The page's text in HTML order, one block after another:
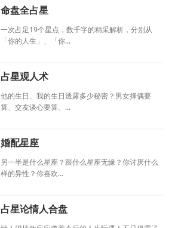
命盘全占星
一次占足19个星点，数千字的精采解析，分别从
「你的人生」、「你...
占星观人术
他的生日、我的生日透露多少秘密？男女择偶要
算、交友谈心要算、...
婚配星座
另一半是什么星座？跟什么星座无缘？你讨厌什么
样的异性？你喜欢...
占星论情人合盘